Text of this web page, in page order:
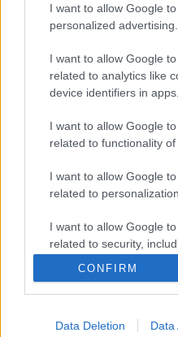
I want to allow Google
personalized advertising.
I want to allow Google
related to analytics like
device identifiers in apps.
I want to allow Google
related to functionality
I want to allow Google
related to personalization.
I want to allow Google
related to security,
CONFIRM
Data Deletion Data
Mától
KIEMELT
Egyetem